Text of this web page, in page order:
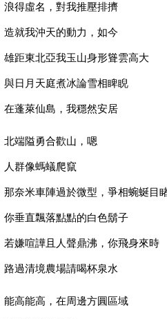
浪得虛名，對我推壓排擠
造就我沖天的動力，如今
雄距東北亞我玉山身形聳雲高大
與日月天庭煮冰論雪相睥睨
在蓬萊仙島，我穩然安居
北端隘勇合歡山，嗯
人群像螞蟻爬竄
那奈米車陣過於微型，爭相蜿蜒目
你垂直飄落點點的白色鬍子
若嫌喧譁且人聲鼎沸，你飛身來時
路過清境農場請喝杯泉水
能高能高，在周邊方圓區域